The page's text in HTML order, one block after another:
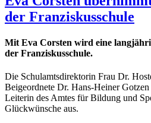
der Franziskusschule
Mit Eva Corsten wird eine
der Franziskusschule.
Die Schulamtsdirektorin Frau Dr.
Beigeordnete Dr. Hans-Heiner
Leiterin des Amtes für Bildung und
Glückwünsche aus.